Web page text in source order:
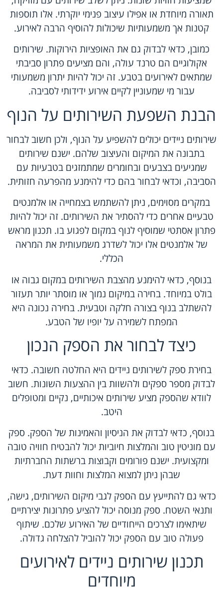
תאורה מיוחדת או אפילו עיצוב פנימי יוקרתי. אלו תוספות
קטנות אך משמעותיות שיכולות להוסיף הרבה לאירוע.
כמובן, כדאי לבדוק גם את האופציות הירוקות. שירותים
אקולוגיים הם טרנד עולה, והם מציעים פתרון סביבתי
שמתאים לאירועים בטבע. זה יכול להיות יתרון משמעותי
עבור מי שמעוניין לקיים אירוע ידידותי לסביבה.
הבנת השפעת השירותים על הנוף
שירותים ניידים יכולים להשפיע על הנוף, ולכן חשוב לבחור
בתבונה את המיקום והעיצוב שלהם. ישנם שירותים
שמגיעים בצבעים ובחומרים שמתמזגים בטבעיות עם
הסביבה, וכדאי לבחור בהם כדי להימנע מהפרעה חזותית.
במקרים מסוימים, ניתן להשתמש בצמחייה או אלמנטים
טבעיים אחרים כדי להסתיר את השירותים. זה יכול להיות
פתרון אסתטי שמוסיף לנוף במקום לפגוע בו. תכנון מראש
של אלמנטים אלו יכול לשדרג משמעותית את המראה
הכללי.
בנוסף, כדאי להימנע מהצבת השירותים במקום גבוה או
בולט במיוחד. בחירה במיקום נמוך או מוסתר יותר תעזור
להשתלב בנוף בצורה חלקה וטבעית. בחירה נכונה היא
המפתח לשמירה על יופיו של הטבע.
כיצד לבחור את הספק הנכון
בחירת ספק לשירותים ניידים היא החלטה חשובה. כדאי
לבדוק מספר ספקים ולהשוות בין ההצעות השונות. חשוב
לוודא שהספק מציע שירותים איכותיים, נקיים ומטופלים
היטב.
בנוסף, כדאי לבדוק את הניסיון והאמינות של הספק. ספק
עם מוניטין טוב והמלצות חיוביות יכול להבטיח חוויה טובה
ומקצועית. ישנם פורומים וקבוצות ברשתות החברתיות
שבהן ניתן למצוא המלצות וחוות דעת.
כדאי גם להתייעץ עם הספק לגבי מיקום השירותים, גישה,
ותנאי השטח. ספק מנוסה יכול להציע פתרונות יצירתיים
שיתאימו לצרכים הייחודיים של האירוע שלכם. שיתוף
פעולה טוב עם הספק יכול להוביל להצלחה גדולה.
תכנון שירותים ניידים לאירועים
מיוחדים